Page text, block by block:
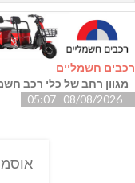
רכבים חשמליים
- מגוון רחב של כלי רכב
08/08/2026 05:07